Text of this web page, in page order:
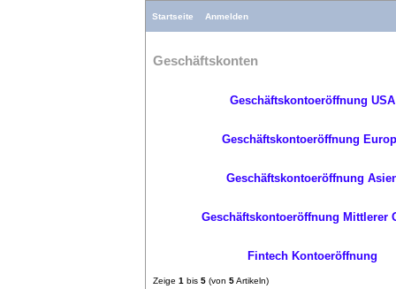
Startseite Anmelden
Geschäftskonten
Geschäftskontoeröffnung USA
Geschäftskontoeröffnung
Geschäftskontoeröffnung
Geschäftskontoeröffnung Mittlerer
Fintech Kontoeröffnung
Zeige 1 bis 5 (von 5Artikeln)